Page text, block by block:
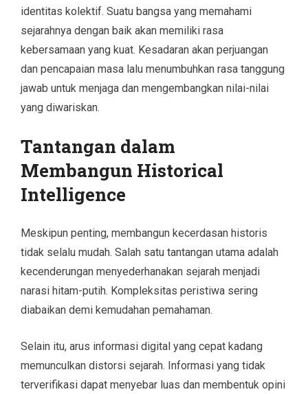
identitas kolektif. Suatu bangsa yang memahami
sejarahnya dengan baik akan memiliki rasa
kebersamaan yang kuat. Kesadaran akan perjuangan
dan pencapaian masa lalu menumbuhkan rasa tanggung
jawab untuk menjaga dan mengembangkan nilai-nilai
yang diwariskan.
Tantangan dalam
Membangun Historical
Intelligence
Meskipun penting, membangun kecerdasan historis
tidak selalu mudah. Salah satu tantangan utama adalah
kecenderungan menyederhanakan sejarah menjadi
narasi hitam-putih. Kompleksitas peristiwa sering
diabaikan demi kemudahan pemahaman.
Selain itu, arus informasi digital yang cepat kadang
memunculkan distorsi sejarah. Informasi yang tidak
terverifikasi dapat menyebar luas dan membentuk opini